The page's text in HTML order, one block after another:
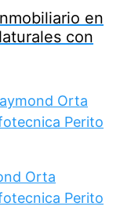
en
con
Orta
Perito
Orta
Perito